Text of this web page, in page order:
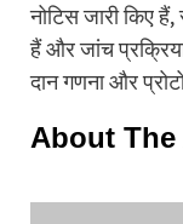
नोटिस जारी किए
हैं और जांच
दान गणना और
About